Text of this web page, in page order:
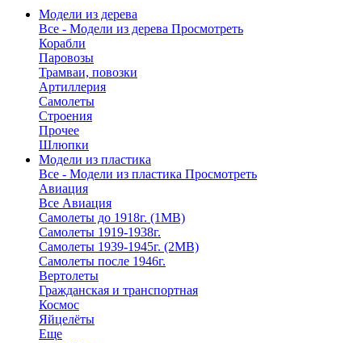
Модели из дерева
Все - Модели из дерева Просмотреть
Корабли
Паровозы
Трамваи, повозки
Артиллерия
Самолеты
Строения
Прочее
Шлюпки
Модели из пластика
Все - Модели из пластика Просмотреть
Авиация
Все Авиация
Самолеты до 1918г. (1МВ)
Самолеты 1919-1938г.
Самолеты 1939-1945г. (2МВ)
Самолеты после 1946г.
Вертолеты
Гражданская и транспортная
Космос
Яйцелёты
Еще